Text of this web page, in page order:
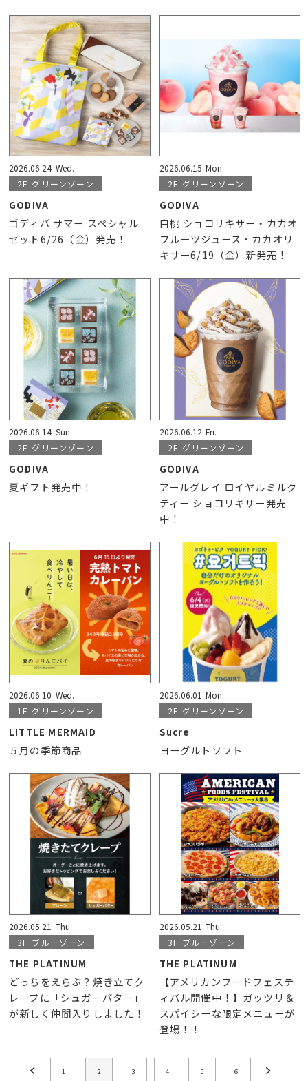
2026.06.24 Wed.
2F グリーンゾーン
GODIVA
ゴディバ サマー スペシャル
セット6/26（金）発売！
2026.06.15 Mon.
2F グリーンゾーン
GODIVA
白桃 ショコリキサー・カカオ
フルーツジュース・カカオリ
キサー6/19（金）新発売！
2026.06.14 Sun.
2F グリーンゾーン
GODIVA
夏ギフト発売中！
2026.06.12 Fri.
2F グリーンゾーン
GODIVA
アールグレイ ロイヤルミルク
ティー ショコリキサー発売
中！
2026.06.10 Wed.
1F グリーンゾーン
LITTLE MERMAID
５月の季節商品
2026.06.01 Mon.
2F グリーンゾーン
Sucre
ヨーグルトソフト
2026.05.21 Thu.
3F ブルーゾーン
THE PLATINUM
どっちをえらぶ？焼き立てク
レープに「シュガーバター」
が新しく仲間入りしました！
2026.05.21 Thu.
3F ブルーゾーン
THE PLATINUM
【アメリカンフードフェステ
ィバル開催中！】ガッツリ＆
スパイシーな限定メニューが
登場！！
1 2 3 4 5 6